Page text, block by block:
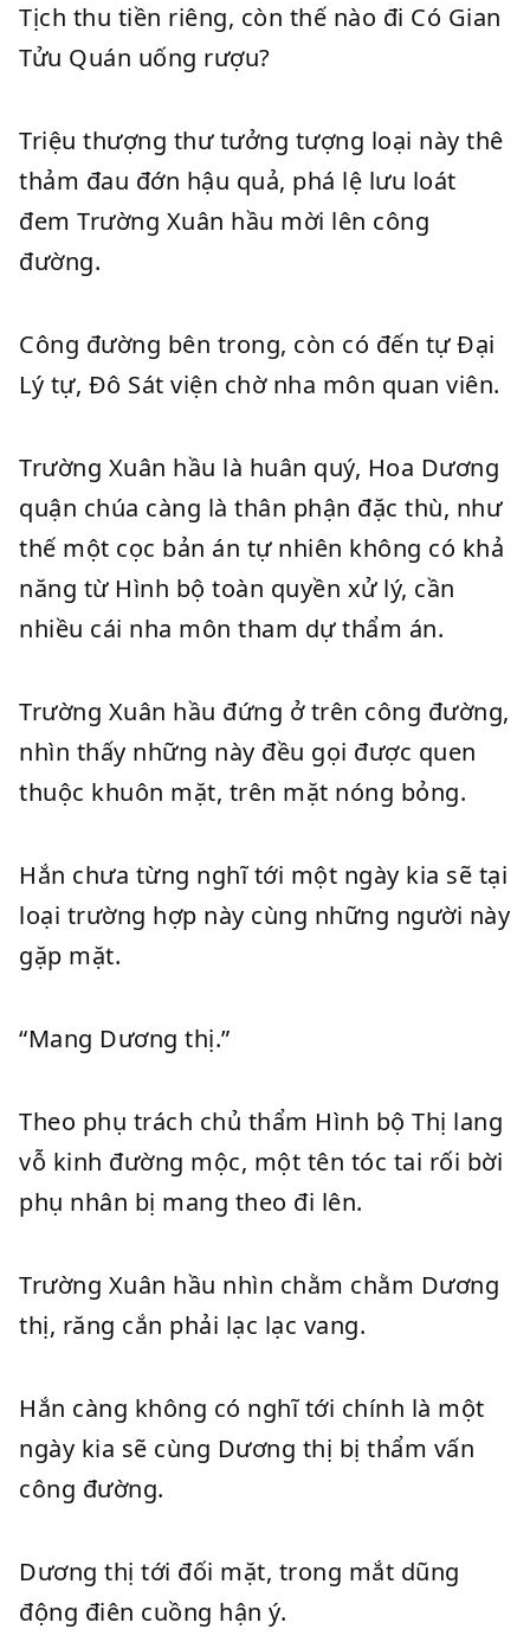
Tịch thu tiền riêng, còn thế nào đi Có Gian
Tửu Quán uống rượu?
Triệu thượng thư tưởng tượng loại này thê
thảm đau đớn hậu quả, phá lệ lưu loát
đem Trường Xuân hầu mời lên công
đường.
Công đường bên trong, còn có đến tự Đại
Lý tự, Đô Sát viện chờ nha môn quan viên.
Trường Xuân hầu là huân quý, Hoa Dương
quận chúa càng là thân phận đặc thù, như
thế một cọc bản án tự nhiên không có khả
năng từ Hình bộ toàn quyền xử lý, cần
nhiều cái nha môn tham dự thẩm án.
Trường Xuân hầu đứng ở trên công đường,
nhìn thấy những này đều gọi được quen
thuộc khuôn mặt, trên mặt nóng bỏng.
Hắn chưa từng nghĩ tới một ngày kia sẽ tại
loại trường hợp này cùng những người này
gặp mặt.
“Mang Dương thị.”
Theo phụ trách chủ thẩm Hình bộ Thị lang
vỗ kinh đường mộc, một tên tóc tai rối bời
phụ nhân bị mang theo đi lên.
Trường Xuân hầu nhìn chằm chằm Dương
thị, răng cắn phải lạc lạc vang.
Hắn càng không có nghĩ tới chính là một
ngày kia sẽ cùng Dương thị bị thẩm vấn
công đường.
Dương thị tới đối mặt, trong mắt dũng
động điên cuồng hận ý.